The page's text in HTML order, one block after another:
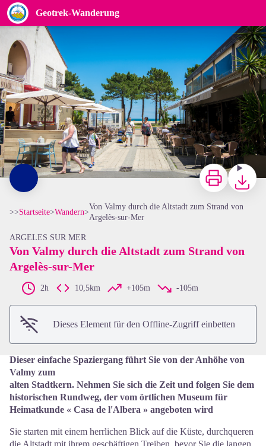
Geotrek-Wanderung
Von Valmy durch die Altstadt zum Strand von Argelès-sur-Mer
Stephane Ferrer
Zu drucken
>>Startseite>Wandern>
Von Valmy durch die Altstadt zum Strand von
Argelès-sur-Mer
ARGELES SUR MER
Von Valmy durch die Altstadt zum Strand von
Argelès-sur-Mer
2h 10,5km +105m -105m
Dieses Element für den Offline-Zugriff einbetten
Dieser einfache Spaziergang führt Sie von der Anhöhe von
Valmy zum
alten Stadtkern. Nehmen Sie sich die Zeit und folgen Sie dem
historischen Rundweg, der vom örtlichen Museum für
Heimatkunde « Casa de l'Albera » angeboten wird
Sie starten mit einem herrlichen Blick auf die Küste, durchqueren